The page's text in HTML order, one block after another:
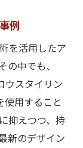
例
を活用したア
中でも、
ウスタイリン
使用すること
抑えつつ、持
新のデザイン